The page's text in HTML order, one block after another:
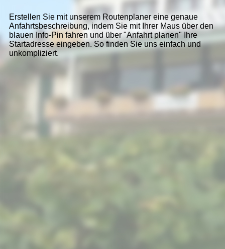
Erstellen Sie mit unserem Routenplaner eine genaue
Anfahrtsbeschreibung, indem Sie mit Ihrer Maus über den
blauen Info-Pin fahren und über "Anfahrt planen" Ihre
Startadresse eingeben. So finden Sie uns einfach und
unkompliziert.